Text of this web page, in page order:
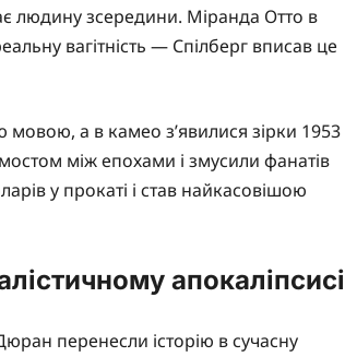
людину зсередини. Міранда Отто в
вагітність — Спілберг вписав це
а в камео з’явилися зірки 1953
між епохами і змусили фанатів
у прокаті і став найкасовішою
апокаліпсисі
перенесли історію в сучасну